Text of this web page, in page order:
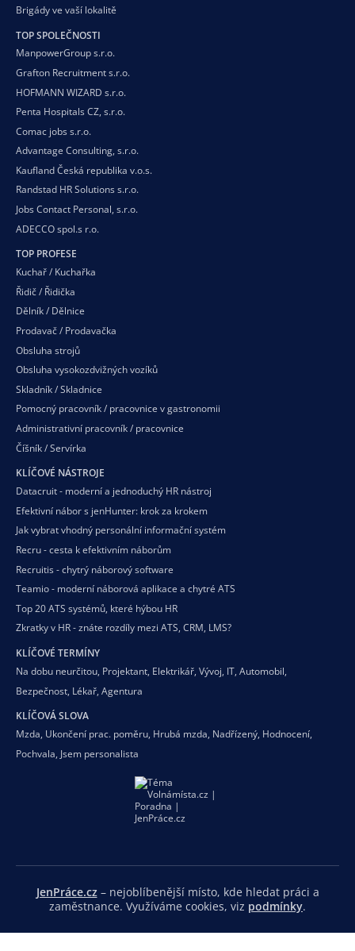
Brigády ve vaší lokalitě
TOP SPOLEČNOSTI
ManpowerGroup s.r.o.
Grafton Recruitment s.r.o.
HOFMANN WIZARD s.r.o.
Penta Hospitals CZ, s.r.o.
Comac jobs s.r.o.
Advantage Consulting, s.r.o.
Kaufland Česká republika v.o.s.
Randstad HR Solutions s.r.o.
Jobs Contact Personal, s.r.o.
ADECCO spol.s r.o.
TOP PROFESE
Kuchař / Kuchařka
Řidič / Řidička
Dělník / Dělnice
Prodavač / Prodavačka
Obsluha strojů
Obsluha vysokozdvižných vozíků
Skladník / Skladnice
Pomocný pracovník / pracovnice v gastronomii
Administrativní pracovník / pracovnice
Číšník / Servírka
KLÍČOVÉ NÁSTROJE
Datacruit - moderní a jednoduchý HR nástroj
Efektivní nábor s jenHunter: krok za krokem
Jak vybrat vhodný personální informační systém
Recru - cesta k efektivním náborům
Recruitis - chytrý náborový software
Teamio - moderní náborová aplikace a chytré ATS
Top 20 ATS systémů, které hýbou HR
Zkratky v HR - znáte rozdíly mezi ATS, CRM, LMS?
KLÍČOVÉ TERMÍNY
Na dobu neurčitou, Projektant, Elektrikář, Vývoj, IT, Automobil,
Bezpečnost, Lékař, Agentura
KLÍČOVÁ SLOVA
Mzda, Ukončení prac. poměru, Hrubá mzda, Nadřízený, Hodnocení,
Pochvala, Jsem personalista
JenPráce.cz – nejoblíbenější místo, kde hledat práci a
zaměstnance. Využíváme cookies, viz podmínky.